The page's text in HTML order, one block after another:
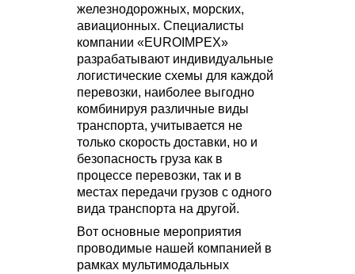
железнодорожных, морских,
авиационных. Специалисты
компании «EUROIMPEХ»
разрабатывают индивидуальные
логистические схемы для каждой
перевозки, наиболее выгодно
комбинируя различные виды
транспорта, учитывается не
только скорость доставки, но и
безопасность груза как в
процессе перевозки, так и в
местах передачи грузов с одного
вида транспорта на другой.
Вот основные мероприятия
проводимые нашей компанией в
рамках мультимодальных